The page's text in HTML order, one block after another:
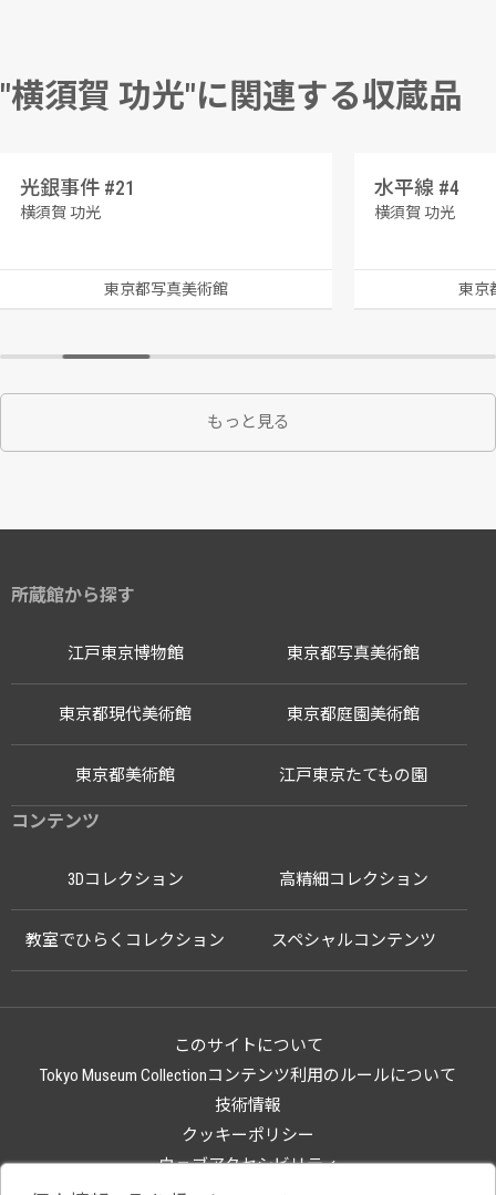
"横須賀 功光"に関連する収蔵品
光銀事件 #21
横須賀 功光
東京都写真美術館
水平線 #4
横須賀 功光
東京
もっと見る
所蔵館から探す
江戸東京博物館
江戸東京たてもの園
東京都写真美術館
東京都現代美術館 東京都庭園美術館
東京都美術館
コンテンツ
3Dコレクション 高精細コレクション
教室でひらくコレクション スペシャルコンテンツ
このサイトについて
Tokyo Museum Collectionコンテンツ利用のルールについて
技術情報
クッキーポリシー
ウェブアクセシビリティ